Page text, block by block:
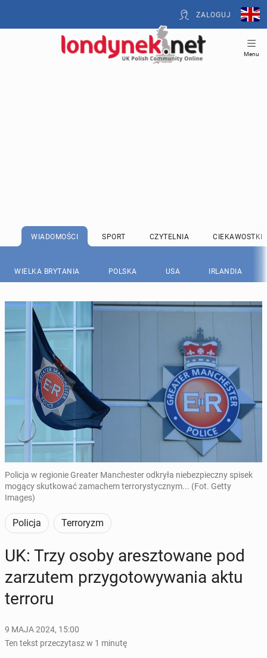
ZALOGUJ
Menu
WIADOMOŚCI SPORT CZYTELNIA CIEKAWOSTKI
WIELKA BRYTANIA POLSKA USA IRLANDIA
Policja w regionie Greater Manchester odkryła niebezpieczny spisek
mogący skutkować zamachem terrorystycznym... (Fot. Getty
Images)
Policja Terroryzm
UK: Trzy osoby aresz­to­wa­ne pod
za­rzu­tem przy­go­to­wy­wa­nia aktu
terroru
9 MAJA 2024, 15:00
Ten tekst przeczytasz w 1 minutę